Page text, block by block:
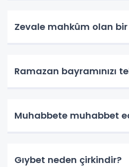
Zevale mahkûm olan
Ramazan bayramınızı
Muhabbete muhabbet
Gıybet neden çirkindir?